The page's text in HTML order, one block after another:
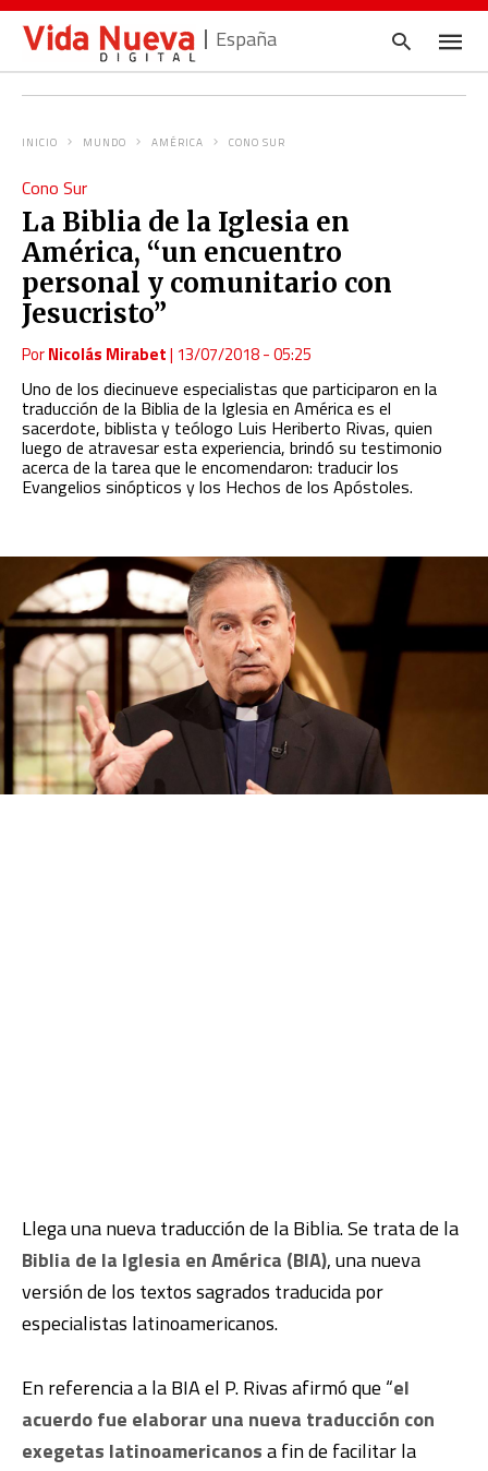
España
INICIO MUNDO AMÉRICA CONO SUR
Cono Sur
La Biblia de la Iglesia en
América, “un encuentro
personal y comunitario con
Jesucristo”
PorNicolás Mirabet| 13/07/2018 - 05:25
Uno de los diecinueve especialistas que participaron en la
traducción de la Biblia de la Iglesia en América es el
sacerdote, biblista y teólogo Luis Heriberto Rivas, quien
luego de atravesar esta experiencia, brindó su testimonio
acerca de la tarea que le encomendaron: traducir los
Evangelios sinópticos y los Hechos de los Apóstoles.
Llega una nueva traducción de la Biblia. Se trata de la
Biblia de la Iglesia en América (BIA), una nueva
versión de los textos sagrados traducida por
especialistas latinoamericanos.
En referencia a la BIA el P. Rivas afirmó que “el
acuerdo fue elaborar una nueva traducción con
exegetas latinoamericanosa fin de facilitar la